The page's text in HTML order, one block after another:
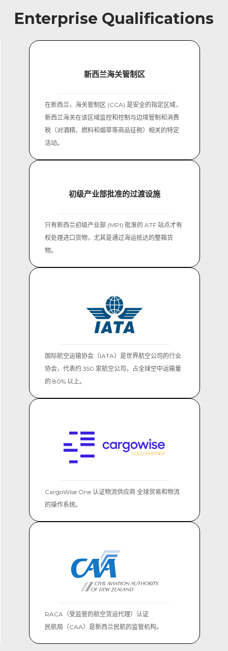
Enterprise Qualifications
新西兰海关管制区
在新西兰，海关管制区 (CCA) 是安全的指定区域，
新西兰海关在该区域监控和控制与边境管制和消费
税（对酒精、燃料和烟草等商品征税）相关的特定
活动。
初级产业部批准的过渡设施
只有新西兰初级产业部 (MPI) 批准的 ATF 站点才有
权处理进口货物，尤其是通过海运抵达的整箱货
物。
国际航空运输协会（IATA）是世界航空公司的行业
协会，代表约 350 家航空公司，占全球空中运输量
的 80% 以上。
CargoWise One 认证物流供应商 全球贸易和物流
的操作系统。
RACA（受监管的航空货运代理）认证
民航局（CAA）是新西兰民航的监管机构。